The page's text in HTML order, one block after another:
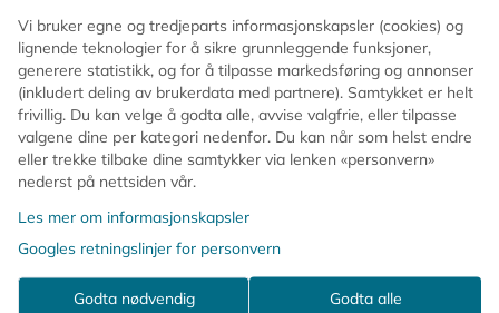
Vi bruker egne og tredjeparts informasjonskapsler (cookies) og
lignende teknologier for å sikre grunnleggende funksjoner,
generere statistikk, og for å tilpasse markedsføring og annonser
(inkludert deling av brukerdata med partnere). Samtykket er helt
frivillig. Du kan velge å godta alle, avvise valgfrie, eller tilpasse
valgene dine per kategori nedenfor. Du kan når som helst endre
eller trekke tilbake dine samtykker via lenken «personvern»
nederst på nettsiden vår.
Les mer om informasjonskapsler
Googles retningslinjer for personvern
Godta nødvendig Godta alle